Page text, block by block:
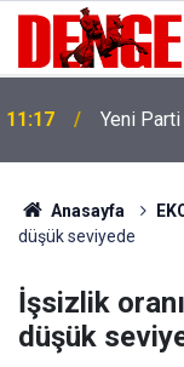
11:17 Yeni Parti
Anasayfa
düşük seviyede
İşsizlik
düşük